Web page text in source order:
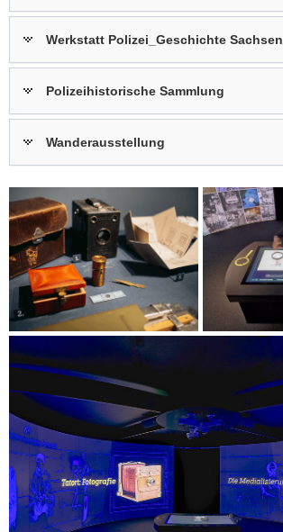
Menge
historische
darunter
über
Lehrtafeln,
die
Methoden
der
Verbrechensaufklärung
berichten.
Werkstatt Polizei_Geschichte Sachsen
Polizeihistorische Sammlung
Wanderausstellung